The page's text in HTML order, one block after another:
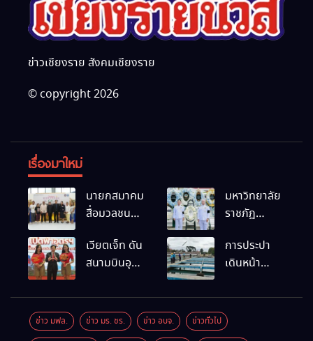
ข่าวเชียงราย สังคมเชียงราย
© copyright 2026
เรื่องมาใหม่
นายกสมาคม
สื่อมวลชน
ประชาสัมพันธ์
เชียงราย
กิจกรรมที่
สำนักงาน
การท่องเที่ยว
มหาวิทยาลัย
ราชภัฏ
ร่วมเป็นเจ้า
ภาพพิธี
พร้อมน้อม
สำนึกในพระ
มหากรุณาธิคุณ
เวียตเจ็ท ดัน
สนามบินอุ
เชื่อมต่อเส้น
ทางนานาชาติ
การประปา
เดินหน้า
แห่งใหม่
ข่าว มฟล. ข่าว มร. ชร. ข่าว อบจ. ข่าวทั่วไป